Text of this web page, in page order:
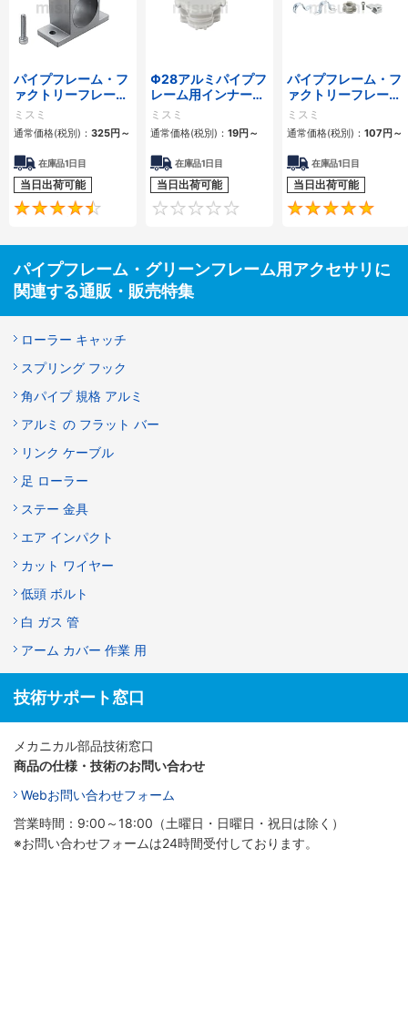
パイプフレーム・フ
ァクトリーフレーム
用アクセサリ
ミスミ
通常価格(税別)： 325円～
在庫品1日目
当日出荷可能
4.7
Φ28アルミパイプフ
レーム用インナーキ
ャップ
ミスミ
通常価格(税別)： 19円～
在庫品1日目
当日出荷可能
0
パイプフレーム・フ
ァクトリーフレーム
用アクセサリ部品
ミスミ
通常価格(税別)： 107円～
在庫品1日目
当日出荷可能
パイプフレーム・グリーンフレーム用アクセサリに
関連する通販・販売特集
ローラー キャッチ
スプリング フック
角パイプ 規格 アルミ
アルミ の フラット バー
リンク ケーブル
足 ローラー
ステー 金具
エア インパクト
カット ワイヤー
低頭 ボルト
白 ガス 管
アーム カバー 作業 用
技術サポート窓口
メカニカル部品技術窓口
商品の仕様・技術のお問い合わせ
Webお問い合わせフォーム
営業時間：9:00～18:00（土曜日・日曜日・祝日は除く）
※お問い合わせフォームは24時間受付しております。